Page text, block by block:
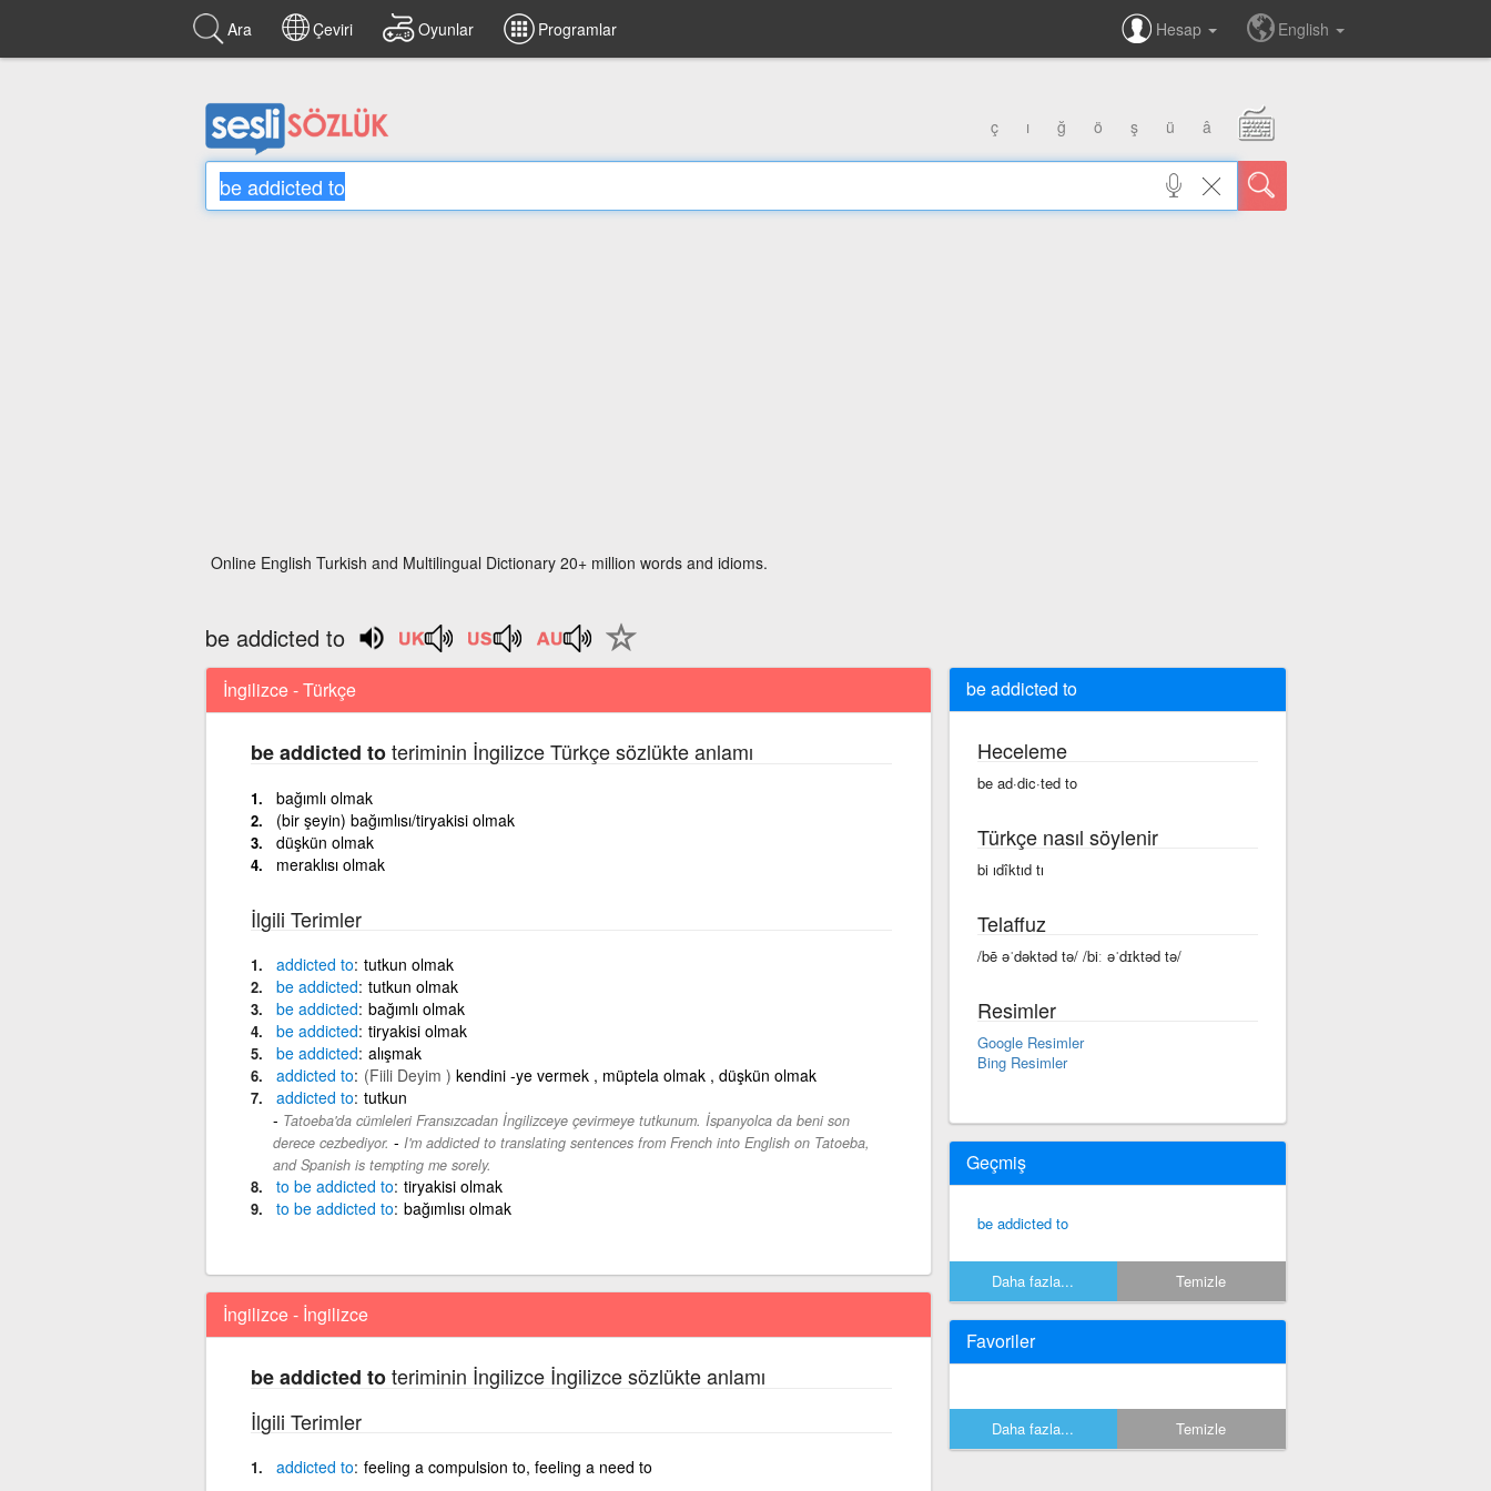
Ara Çeviri Oyunlar Programlar Hesap English
ç ı ğ ö ş ü â
Online English Turkish and Multilingual Dictionary 20+ million words and idioms.
be addicted to
İngilizce - Türkçe
be addicted toteriminin İngilizce Türkçe sözlükte anlamı
bağımlı olmak
(bir şeyin) bağımlısı/tiryakisi olmak
düşkün olmak
meraklısı olmak
İlgili Terimler
addicted to tutkun olmak
be addicted tutkun olmak
be addicted bağımlı olmak
be addicted tiryakisi olmak
be addicted alışmak
addicted to (Fiili Deyim ) kendini -ye vermek , müptela olmak , düşkün olmak
addicted to tutkun
Tatoeba'da cümleleri Fransızcadan İngilizceye çevirmeye tutkunum. İspanyolca da beni son
derece cezbediyor. - I'm addicted to translating sentences from French into English on Tatoeba,
and Spanish is tempting me sorely.
to be addicted to tiryakisi olmak
to be addicted to bağımlısı olmak
İngilizce - İngilizce
be addicted toteriminin İngilizce İngilizce sözlükte anlamı
İlgili Terimler
addicted to feeling a compulsion to, feeling a need to
be addicted to
Heceleme
be ad·dic·ted to
Türkçe nasıl söylenir
bi ıdîktıd tı
Telaffuz
/bē əˈdəktəd tə/ /biː əˈdɪktəd tə/
Resimler
Google Resimler
Bing Resimler
Geçmiş
be addicted to
Daha fazla... Temizle
Favoriler
Daha fazla... Temizle